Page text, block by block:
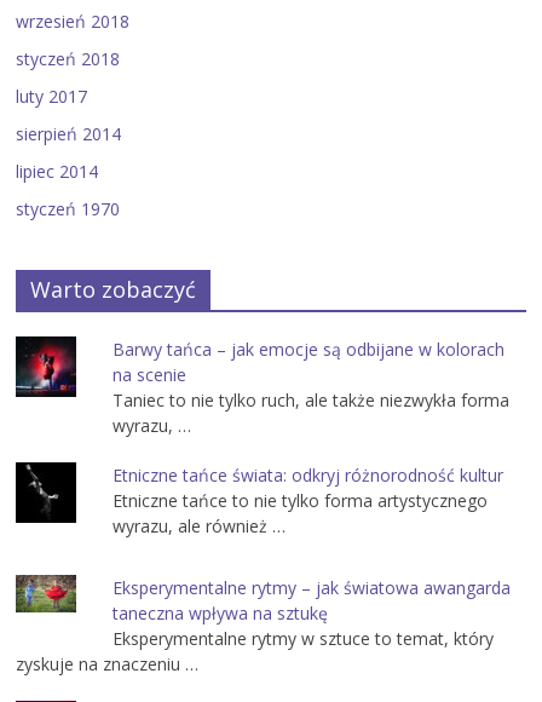
wrzesień 2018
styczeń 2018
luty 2017
sierpień 2014
lipiec 2014
styczeń 1970
Warto zobaczyć
Barwy tańca – jak emocje są odbijane w kolorach
na scenie
Taniec to nie tylko ruch, ale także niezwykła forma
wyrazu, …
Etniczne tańce świata: odkryj różnorodność kultur
Etniczne tańce to nie tylko forma artystycznego
wyrazu, ale również …
Eksperymentalne rytmy – jak światowa awangarda
taneczna wpływa na sztukę
Eksperymentalne rytmy w sztuce to temat, który
zyskuje na znaczeniu …